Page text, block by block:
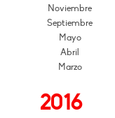
Noviembre
Septiembre
Mayo
Abril
Marzo
2016